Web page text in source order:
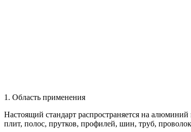
1. Область применения
Настоящий стандарт распространяется на
плит, полос, прутков, профилей, шин, труб,